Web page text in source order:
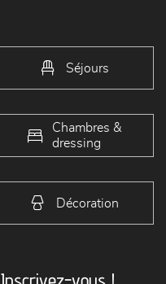
Séjours
Chambres &
dressing
Décoration